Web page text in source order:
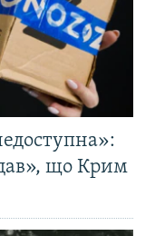
що Крим